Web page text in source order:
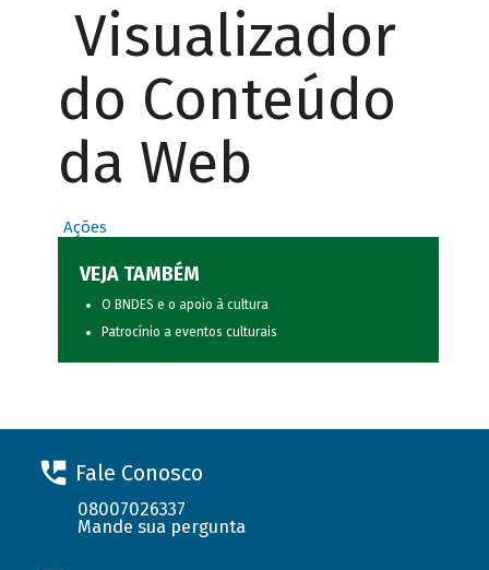
Visualizador
do Conteúdo
da Web
Ações
VEJA TAMBÉM
O BNDES e o apoio à cultura
Patrocínio a eventos culturais
Fale Conosco
08007026337
Mande sua pergunta